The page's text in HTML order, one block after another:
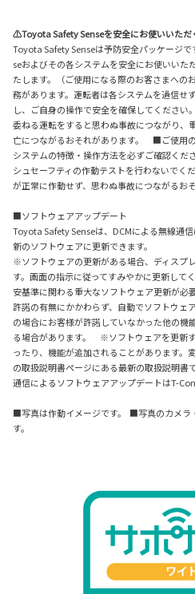
⚠Toyota Safety Senseを安全にお使いいただ
Toyota Safety Senseは予防安全パッケージ
seおよびその各システムを安全にお使いいた
たします。（ご使用になる際のお客さまへ
務があります。運転者は各システムを過信せ
し、ご自身の操作で安全を確保してくださ
委ねる運転をすると思わぬ事故につながり、
亡につながるおそれがあります。 ■ご使用
システムの特徴・操作方法を必ずご確認く
シュセーフティの作動テストを行わないでく
が正常に作動せず、思わぬ事故につながるお
■ソフトウェアアップデート
Toyota Safety Senseは、DCMによる無線通
新のソフトウェアに更新できます。
※ソフトウェアの更新がある場合、ディスプ
す。画面の指示に従ってすみやかに更新し
安基準に関わる重大なソフトウェア更新が必
許諾の有無にかかわらず、自動でソフトウェ
の場合にお客様が許諾していなかった他の機
る場合があります。 ※ソフトウェアを更新
ったり、機能が追加されることがあります
の取扱説明書ページにある最新の取扱説明
通信によるソフトウェアアップデートはT-
■写真は作動イメージです。 ■写真のカメラ
す。